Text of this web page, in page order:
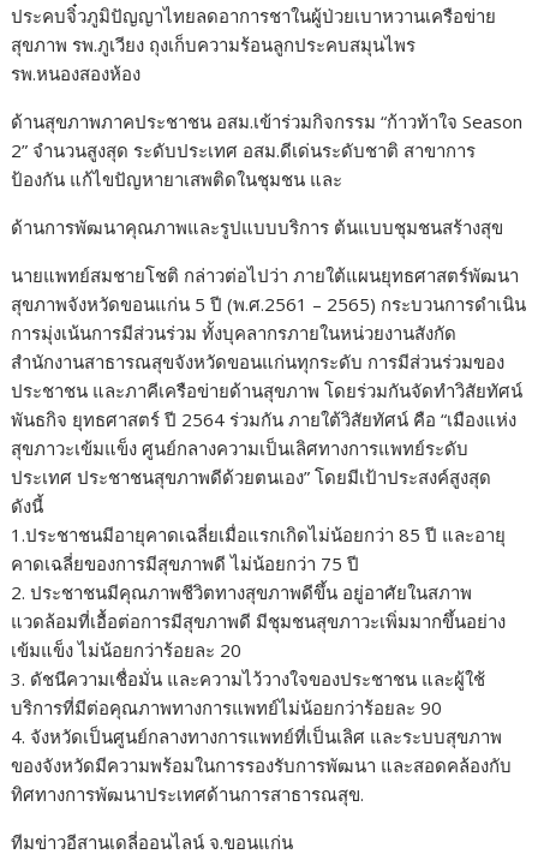
ประคบจิ๋วภูมิปัญญาไทยลดอาการชาในผู้ป่วยเบาหวานเครือข่าย
สุขภาพ รพ.ภูเวียง ถุงเก็บความร้อนลูกประคบสมุนไพร
รพ.หนองสองห้อง
ด้านสุขภาพภาคประชาชน อสม.เข้าร่วมกิจกรรม “ก้าวท้าใจ Season
2” จำนวนสูงสุด ระดับประเทศ อสม.ดีเด่นระดับชาติ สาขาการ
ป้องกัน แก้ไขปัญหายาเสพติดในชุมชน และ
ด้านการพัฒนาคุณภาพและรูปแบบบริการ ต้นแบบชุมชนสร้างสุข
นายแพทย์สมชายโชติ กล่าวต่อไปว่า ภายใต้แผนยุทธศาสตร์พัฒนา
สุขภาพจังหวัดขอนแก่น 5 ปี (พ.ศ.2561 – 2565) กระบวนการดำเนิน
การมุ่งเน้นการมีส่วนร่วม ทั้งบุคลากรภายในหน่วยงานสังกัด
สำนักงานสาธารณสุขจังหวัดขอนแก่นทุกระดับ การมีส่วนร่วมของ
ประชาชน และภาคีเครือข่ายด้านสุขภาพ โดยร่วมกันจัดทำวิสัยทัศน์
พันธกิจ ยุทธศาสตร์ ปี 2564 ร่วมกัน ภายใต้วิสัยทัศน์ คือ “เมืองแห่ง
สุขภาวะเข้มแข็ง ศูนย์กลางความเป็นเลิศทางการแพทย์ระดับ
ประเทศ ประชาชนสุขภาพดีด้วยตนเอง” โดยมีเป้าประสงค์สูงสุด
ดังนี้
1.ประชาชนมีอายุคาดเฉลี่ยเมื่อแรกเกิดไม่น้อยกว่า 85 ปี และอายุ
คาดเฉลี่ยของการมีสุขภาพดี ไม่น้อยกว่า 75 ปี
2. ประชาชนมีคุณภาพชีวิตทางสุขภาพดีขึ้น อยู่อาศัยในสภาพ
แวดล้อมที่เอื้อต่อการมีสุขภาพดี มีชุมชนสุขภาวะเพิ่มมากขึ้นอย่าง
เข้มแข็ง ไม่น้อยกว่าร้อยละ 20
3. ดัชนีความเชื่อมั่น และความไว้วางใจของประชาชน และผู้ใช้
บริการที่มีต่อคุณภาพทางการแพทย์ไม่น้อยกว่าร้อยละ 90
4. จังหวัดเป็นศูนย์กลางทางการแพทย์ที่เป็นเลิศ และระบบสุขภาพ
ของจังหวัดมีความพร้อมในการรองรับการพัฒนา และสอดคล้องกับ
ทิศทางการพัฒนาประเทศด้านการสาธารณสุข.
ทีมข่าวอีสานเดลี่ออนไลน์ จ.ขอนแก่น